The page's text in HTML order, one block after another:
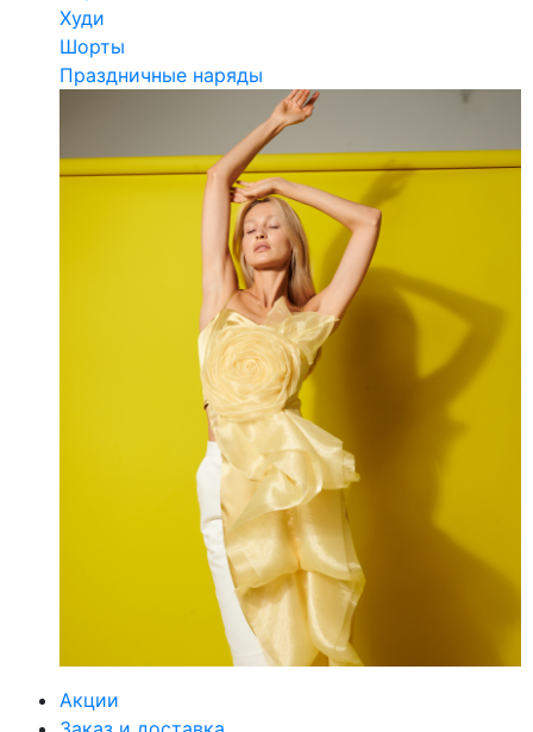
Худи
Шорты
Праздничные наряды
Акции